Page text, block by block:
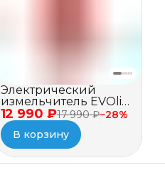
12 990 ₽17 990 ₽−28%
Электрический
измельчитель EVOline
BSE 2500
В корзину